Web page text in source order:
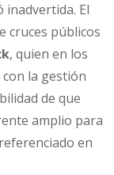
El
cruces públicos
, quien en los
la gestión
de que
amplio para
en